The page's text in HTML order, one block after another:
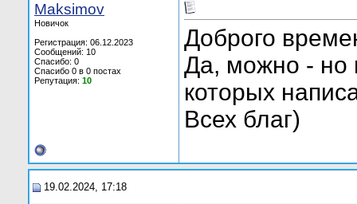
Maksimov
Новичок
Регистрация: 06.12.2023
Сообщений: 10
Спасибо: 0
Спасибо 0 в 0 постах
Репутация: 10
Доброго
Да, можно - но
которых
Всех благ)
19.02.2024, 17:18